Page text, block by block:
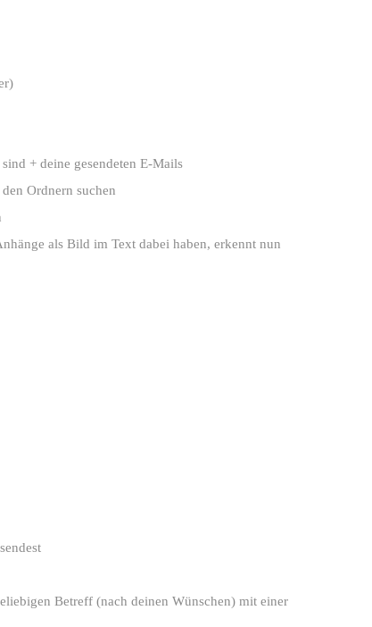
+ deine gesendeten E-Mails
Ordnern suchen
als Bild im Text dabei haben, erkennt nun
Betreff (nach deinen Wünschen) mit einer